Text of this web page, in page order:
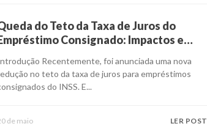
do Teto da Taxa de Juros do
Consignado: Impactos e
Recentemente, foi anunciada uma nova
no teto da taxa de juros para empréstimos
do INSS. E...
de maio LER POST